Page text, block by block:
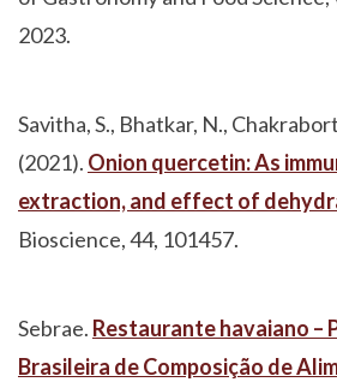
2023.
Savitha, S., Bhatkar, N.,
(2021). Onion quercetin: As
extraction, and effect of
Bioscience, 44, 101457.
Sebrae. Restaurante havaiano –
Brasileira de Composição de